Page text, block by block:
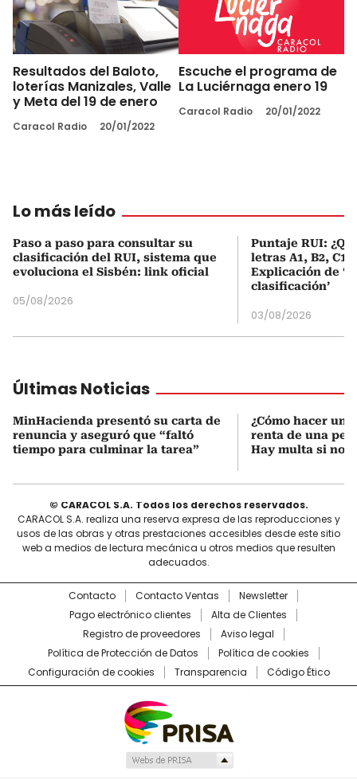
Resultados del Baloto,
loterías Manizales, Valle
y Meta del 19 de enero
Caracol Radio 20/01/2022
Escuche el programa de
La Luciérnaga enero 19
Caracol Radio 20/01/2022
Lo más leído
Paso a paso para consultar su
clasificación del RUI, sistema que
evoluciona el Sisbén: link oficial
05/08/2026
Puntaje RUI:
letras A1, B2, C1
Explicación de
clasificación’
03/08/2026
Últimas Noticias
MinHacienda presentó su carta de
renuncia y aseguró que “faltó
tiempo para culminar la tarea”
¿Cómo hacer
renta de una
Hay multa si no
© CARACOL S.A. Todos los derechos reservados.
CARACOL S.A. realiza una reserva expresa de las reproducciones y
usos de las obras y otras prestaciones accesibles desde este sitio
web a medios de lectura mecánica u otros medios que resulten
adecuados.
Contacto Contacto Ventas
Newsletter
Pago electrónico clientes
Alta de Clientes
Registro de proveedores
Aviso legal
Política de Protección de Datos
Política de cookies
Configuración de cookies
Transparencia Código Ético